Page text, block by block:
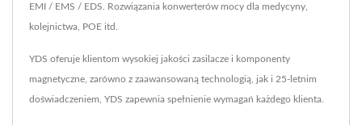
EMI / EMS / EDS. Rozwiązania konwerterów mocy dla medycyny,
kolejnictwa, POE itd.
YDS oferuje klientom wysokiej jakości zasilacze i komponenty
magnetyczne, zarówno z zaawansowaną technologią, jak i 25-letnim
doświadczeniem, YDS zapewnia spełnienie wymagań każdego klienta.